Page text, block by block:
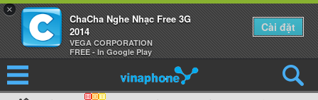
×
ChaCha Nghe Nhạc Free 3G
2014
VEGA CORPORATION
FREE - In Google Play
Cài đặt